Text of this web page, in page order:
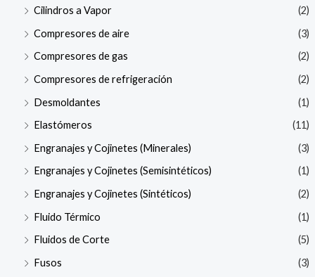
Cilindros a Vapor
(2)
Compresores de aire
(3)
Compresores de gas
(2)
Compresores de refrigeración
(2)
Desmoldantes
(1)
Elastómeros
(11)
Engranajes y Cojinetes (Minerales)
(3)
Engranajes y Cojinetes (Semisintéticos)
(1)
Engranajes y Cojinetes (Sintéticos)
(2)
Fluido Térmico
(1)
Fluidos de Corte
(5)
Fusos
(3)